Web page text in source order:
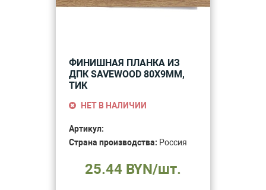
ФИНИШНАЯ ПЛАНКА ИЗ
ДПК SAVEWOOD 80Х9ММ,
ТИК
НЕТ В НАЛИЧИИ
Артикул:
Страна производства: Россия
25.44 BYN/шт.